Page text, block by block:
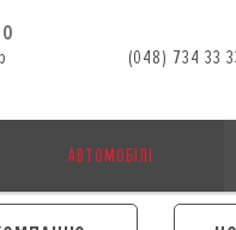
(048) 734 33
АВТОМОБІЛІ